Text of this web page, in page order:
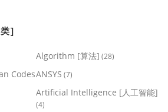
]
Algorithm [算法] (28)
CodesANSYS (7)
Artificial Intelligence [人工智能]
(4)